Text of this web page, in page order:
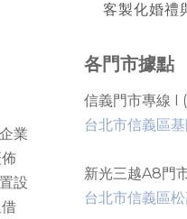
客製化婚禮
業
設
各門市據點
信義門市專線
台北市信義區
新光三越A8門
台北市信義區